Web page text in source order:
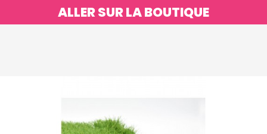
ALLER SUR LA BOUTIQUE